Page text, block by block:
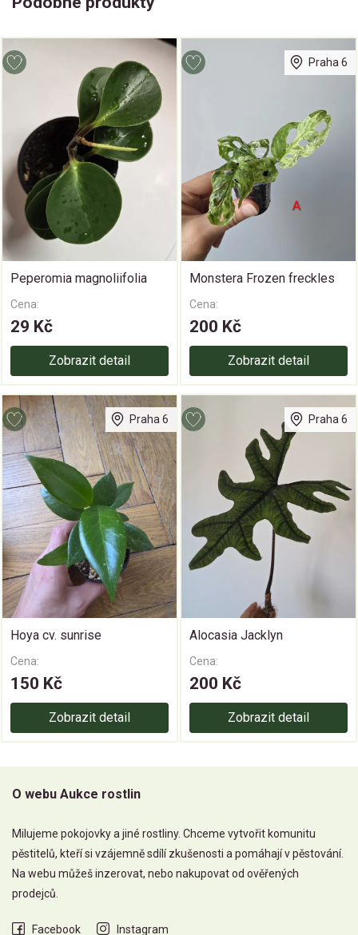
Peperomia magnoliifolia
Cena:
29 Kč
Zobrazit detail
Praha 6
Monstera Frozen freckles
Cena:
200 Kč
Zobrazit detail
Praha 6
Hoya cv. sunrise
Cena:
150 Kč
Zobrazit detail
Praha 6
Alocasia Jacklyn
Cena:
200 Kč
Zobrazit detail
O webu Aukce rostlin
Milujeme pokojovky a jiné rostliny. Chceme vytvořit komunitu
pěstitelů, kteří si vzájemně sdílí zkušenosti a pomáhají v pěstování.
Na webu můžeš inzerovat, nebo nakupovat od ověřených
prodejců.
Facebook Instagram